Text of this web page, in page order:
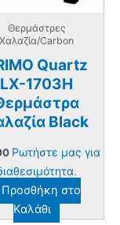
Θερμάστρες
Χαλαζία/Carbon
Quartz
LX-1703H
Black
Ρωτήστε μας για
Προσθήκη στο
Καλάθι